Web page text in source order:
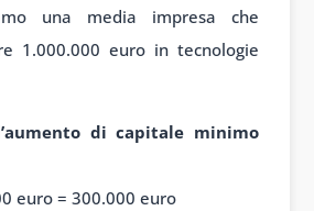
una media impresa che
1.000.000 euro in tecnologie
di capitale minimo
euro = 300.000 euro